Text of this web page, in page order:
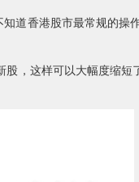
道香港股市最常规的操
，这样可以大幅度缩短